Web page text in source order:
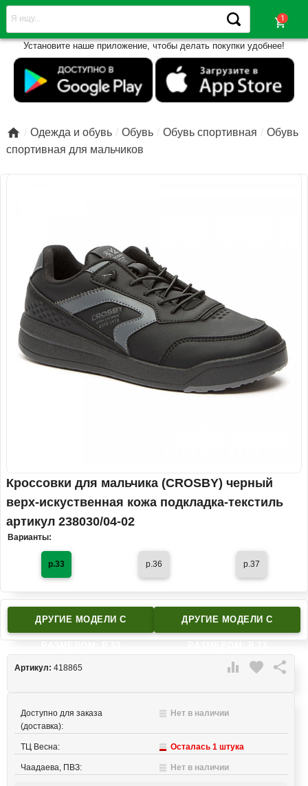
shopping_cart
Установите наше приложение, чтобы делать покупки удобнее!
 Одежда и обувь Обувь Обувь спортивная
Обувь
спортивная для мальчиков
Кроссовки для мальчика (CROSBY) черный
верх-искуственная кожа подкладка-текстиль
артикул 238030/04-02
Варианты:
р.33 р.36 р.37
ДРУГИЕ МОДЕЛИ C ДРУГИЕ МОДЕЛИ C
 favorite 
Артикул: 418865
Доступно для заказа
(доставка):
Нет в наличии
ТЦ Весна: Осталась 1 штука
Чаадаева, ПВЗ: Нет в наличии